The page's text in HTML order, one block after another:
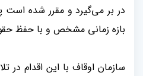
در بر می‌گیرد و مقرر شده است
بازه زمانی مشخص و با حفظ
سازمان اوقاف با این اقدام